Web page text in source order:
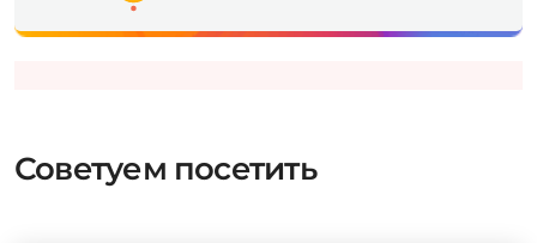
Советуем посетить